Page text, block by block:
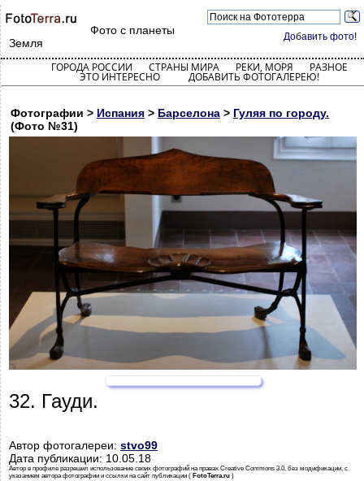
Добавить фото!
Фото с планеты
Земля
ГОРОДА РОССИИ СТРАНЫ МИРА РЕКИ, МОРЯ РАЗНОЕ
ЭТО ИНТЕРЕСНО ДОБАВИТЬ ФОТОГАЛЕРЕЮ!
Фотографии > Испания > Барселона > Гуляя по городу.
(Фото №31)
32. Гауди.
Автор фотогалереи: stvo99
Дата публикации: 10.05.18
Автор в профиле разрешил использование своих фотографий на правах Creative Commons 3.0, без модификации, с
указанием автора фотографии и ссылки на сайт публикации ( FotoTerra.ru )